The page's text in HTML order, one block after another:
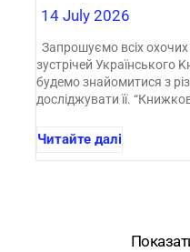
14 July 2026
Запрошуємо всіх
зустрічей Українського
будемо знайомитися з
досліджувати її.
Читайте далі